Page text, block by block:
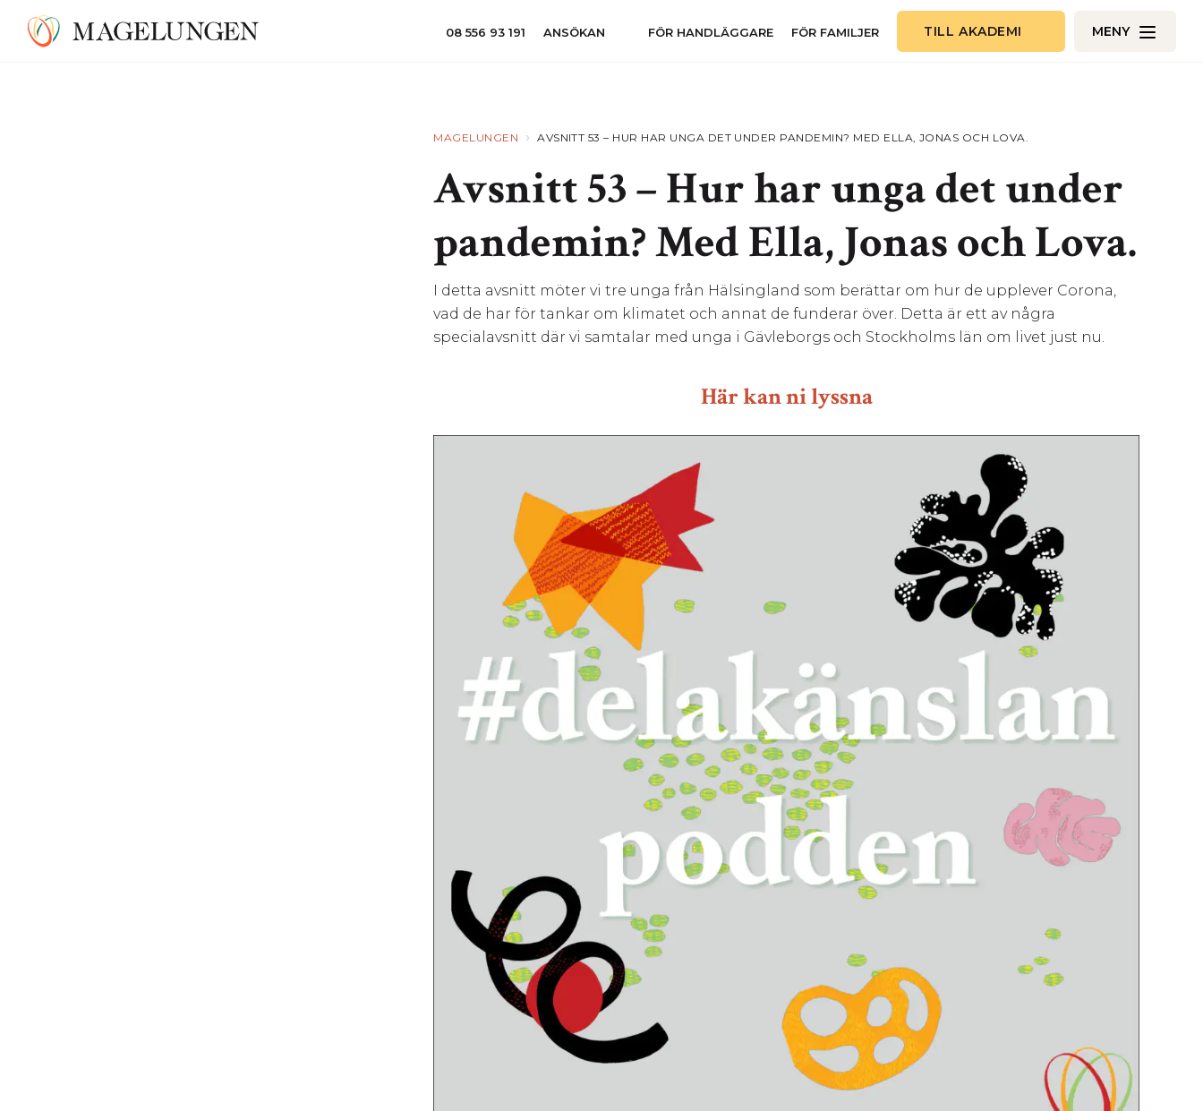
08 556 93 191 ANSÖKAN FÖR HANDLÄGGARE FÖR FAMILJER TILL AKADEMI MENY
MAGELUNGEN › AVSNITT 53 – HUR HAR UNGA DET UNDER PANDEMIN? MED ELLA, JONAS OCH LOVA.
Avsnitt 53 – Hur har unga det under
pandemin? Med Ella, Jonas och Lova.
I detta avsnitt möter vi tre unga från Hälsingland som berättar om hur de upplever Corona,
vad de har för tankar om klimatet och annat de funderar över. Detta är ett av några
specialavsnitt där vi samtalar med unga i Gävleborgs och Stockholms län om livet just nu.
Här kan ni lyssna